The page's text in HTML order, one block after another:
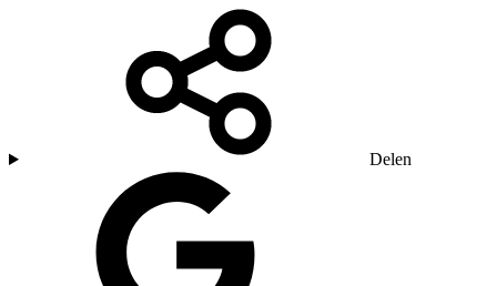
Delen